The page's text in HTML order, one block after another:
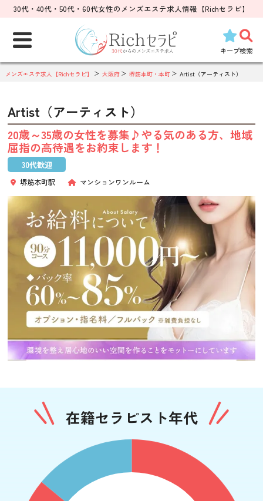
30代・40代・50代・60代女性のメンズエステ求人情報【Richセラピ】
キープ検索
索:
メンズエステ求人【Richセラピ】 大阪府 堺筋本町・本町 Artist（アーティスト）
Artist（アーティスト）
20歳～35歳の女性を募集♪やる気のある方、地域
屈指の高待遇をお約束します！
30代歓迎
堺筋本町駅 マンションワンルーム
在籍セラピスト年代